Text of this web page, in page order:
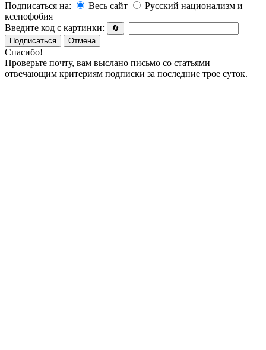
Подписаться на:
Весь сайт
Русский национализм и
ксенофобия
Введите код с картинки:
🔄
Подписаться
Отмена
Спасибо!
Проверьте почту, вам выслано письмо со статьями
отвечающим критериям подписки за последние трое суток.